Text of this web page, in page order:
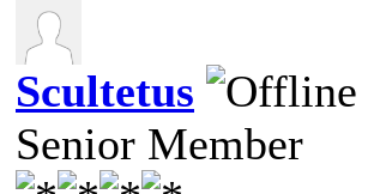
Scultetus
Senior Member